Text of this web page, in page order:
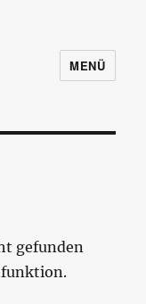
MENÜ
gefunden